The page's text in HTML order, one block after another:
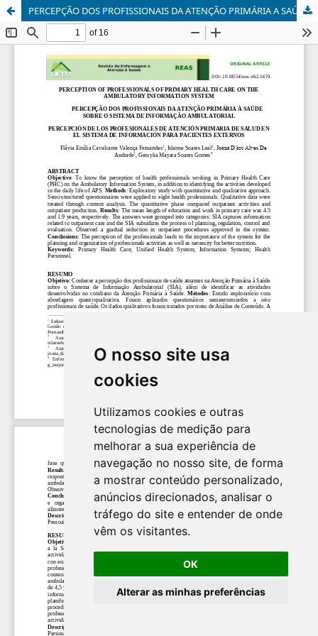
O nosso site usa
cookies
Utilizamos cookies e outras
tecnologias de medição para
melhorar a sua experiência de
navegação no nosso site, de forma
a mostrar conteúdo personalizado,
anúncios direcionados, analisar o
tráfego do site e entender de onde
vêm os visitantes.
OK
Alterar as minhas preferências
PERCEPÇÃO DOS PROFISSIONAIS DA ATENÇÃO PRIMÁRIA A SAÚDE SOBRE O SISTEMA DE INFORMAÇÃO AMBULATORIAL